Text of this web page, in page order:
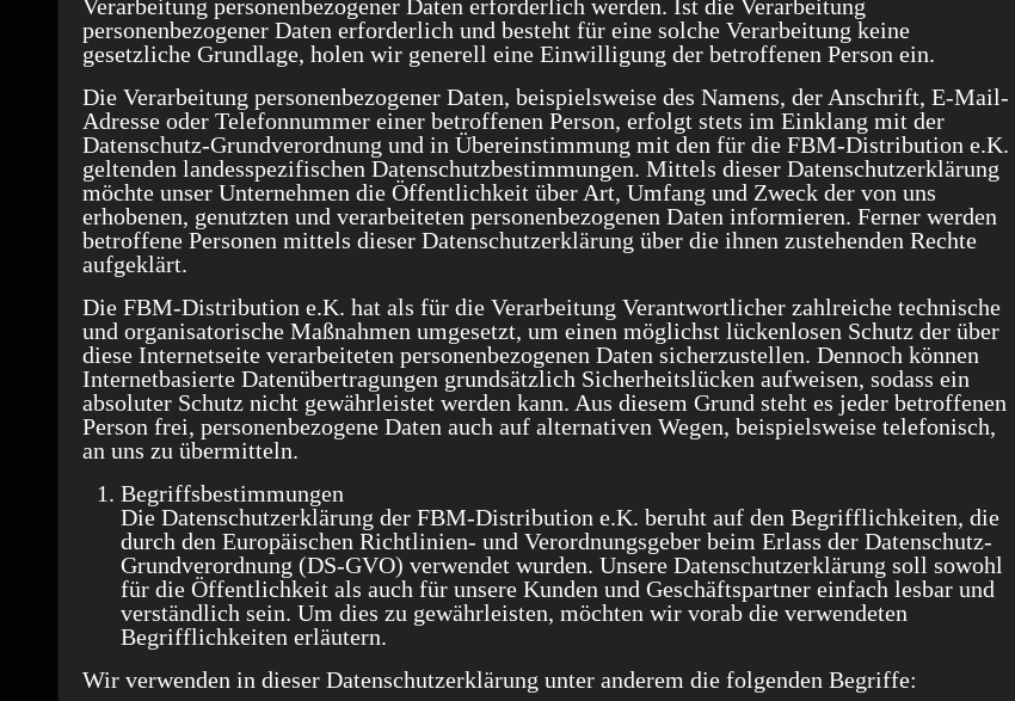
Verarbeitung personenbezogener Daten erforderlich werden. Ist die Verarbeitung
personenbezogener Daten erforderlich und besteht für eine solche Verarbeitung keine
gesetzliche Grundlage, holen wir generell eine Einwilligung der betroffenen Person ein.
Die Verarbeitung personenbezogener Daten, beispielsweise des Namens, der Anschrift, E-Mail-
Adresse oder Telefonnummer einer betroffenen Person, erfolgt stets im Einklang mit der
Datenschutz-Grundverordnung und in Übereinstimmung mit den für die FBM-Distribution e.K.
geltenden landesspezifischen Datenschutzbestimmungen. Mittels dieser Datenschutzerklärung
möchte unser Unternehmen die Öffentlichkeit über Art, Umfang und Zweck der von uns
erhobenen, genutzten und verarbeiteten personenbezogenen Daten informieren. Ferner werden
betroffene Personen mittels dieser Datenschutzerklärung über die ihnen zustehenden Rechte
aufgeklärt.
Die FBM-Distribution e.K. hat als für die Verarbeitung Verantwortlicher zahlreiche technische
und organisatorische Maßnahmen umgesetzt, um einen möglichst lückenlosen Schutz der über
diese Internetseite verarbeiteten personenbezogenen Daten sicherzustellen. Dennoch können
Internetbasierte Datenübertragungen grundsätzlich Sicherheitslücken aufweisen, sodass ein
absoluter Schutz nicht gewährleistet werden kann. Aus diesem Grund steht es jeder betroffenen
Person frei, personenbezogene Daten auch auf alternativen Wegen, beispielsweise telefonisch,
an uns zu übermitteln.
Begriffsbestimmungen
Die Datenschutzerklärung der FBM-Distribution e.K. beruht auf den Begrifflichkeiten, die
durch den Europäischen Richtlinien- und Verordnungsgeber beim Erlass der Datenschutz-
Grundverordnung (DS-GVO) verwendet wurden. Unsere Datenschutzerklärung soll sowohl
für die Öffentlichkeit als auch für unsere Kunden und Geschäftspartner einfach lesbar und
verständlich sein. Um dies zu gewährleisten, möchten wir vorab die verwendeten
Begrifflichkeiten erläutern.
Wir verwenden in dieser Datenschutzerklärung unter anderem die folgenden Begriffe: